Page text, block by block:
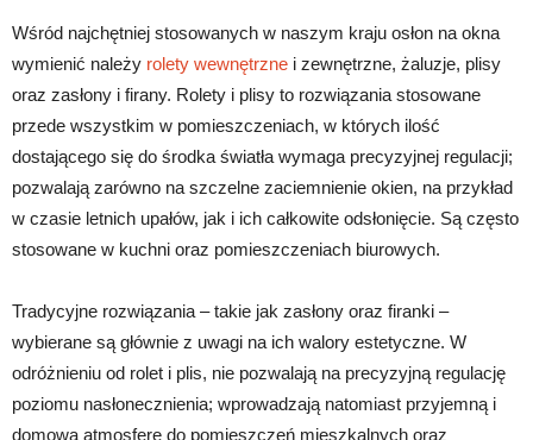
Wśród najchętniej stosowanych w naszym kraju osłon na okna
wymienić należy rolety wewnętrzne i zewnętrzne, żaluzje, plisy
oraz zasłony i firany. Rolety i plisy to rozwiązania stosowane
przede wszystkim w pomieszczeniach, w których ilość
dostającego się do środka światła wymaga precyzyjnej regulacji;
pozwalają zarówno na szczelne zaciemnienie okien, na przykład
w czasie letnich upałów, jak i ich całkowite odsłonięcie. Są często
stosowane w kuchni oraz pomieszczeniach biurowych.
Tradycyjne rozwiązania – takie jak zasłony oraz firanki –
wybierane są głównie z uwagi na ich walory estetyczne. W
odróżnieniu od rolet i plis, nie pozwalają na precyzyjną regulację
poziomu nasłonecznienia; wprowadzają natomiast przyjemną i
domową atmosferę do pomieszczeń mieszkalnych oraz